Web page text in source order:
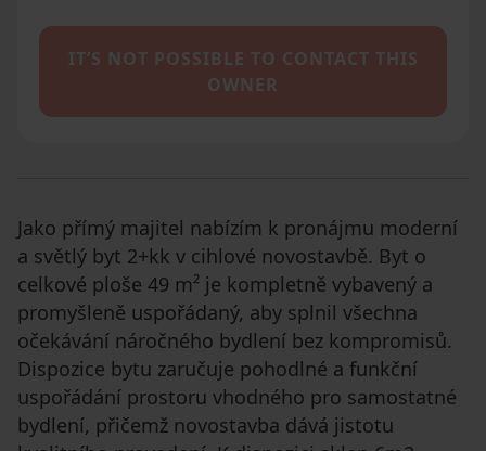
IT’S NOT POSSIBLE TO CONTACT THIS
OWNER
Jako přímý majitel nabízím k pronájmu moderní
a světlý byt 2+kk v cihlové novostavbě. Byt o
celkové ploše 49 m² je kompletně vybavený a
promyšleně uspořádaný, aby splnil všechna
očekávání náročného bydlení bez kompromisů.
Dispozice bytu zaručuje pohodlné a funkční
uspořádání prostoru vhodného pro samostatné
bydlení, přičemž novostavba dává jistotu